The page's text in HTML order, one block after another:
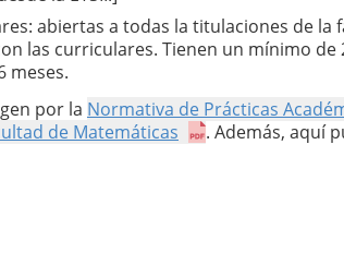
abiertas a todas la titulaciones de
las curriculares. Tienen un mínimo
meses.
por la Normativa de Prácticas
de Matemáticas
. Además, aquí